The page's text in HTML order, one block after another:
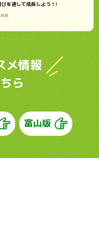
びを通して成長しよう！!
県
メ情報
ら
富山版